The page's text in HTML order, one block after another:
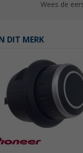
Wees de
DIT MERK